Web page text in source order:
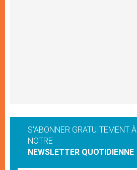
S'ABONNER GRATUITEMENT À
NOTRE
NEWSLETTER QUOTIDIENNE